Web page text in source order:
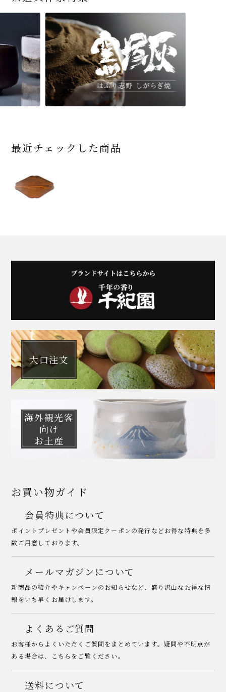
最近チェックした商品
大口注文
海外観光客
向け
お土産
お買い物ガイド
会員特典について
ポイントプレゼントや会員限定クーポンの発行などお得な特典を多
数ご用意しております。
メールマガジンについて
新商品の紹介やキャンペーンのお知らせなど、盛り沢山なお得な情
報をいち早くお届けします。
よくあるご質問
お客様からよくいただくご質問をまとめています。疑問や不明点が
ある場合は、こちらをご覧ください。
送料について